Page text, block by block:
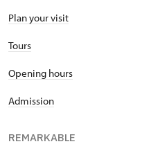
Plan your visit
Tours
Opening hours
Admission
REMARKABLE